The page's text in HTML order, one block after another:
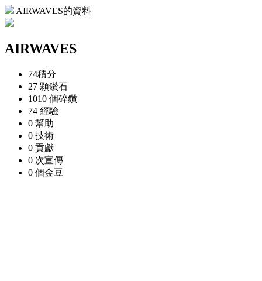
AIRWAVES的資料
AIRWAVES
74積分
27 顆鑽石
1010 個碎鑽
74 經驗
0 幫助
0 技術
0 貢獻
0 次宣傳
0 個金豆